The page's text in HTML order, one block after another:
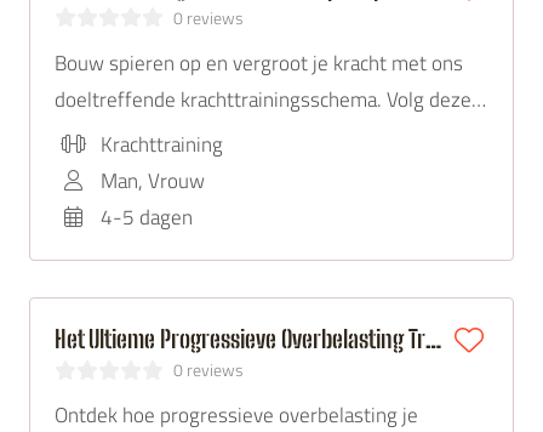
0 reviews
Bouw spieren op en vergroot je kracht met ons
doeltreffende krachttrainingsschema. Volg deze
gids voor een sterker lichaam.
Krachttraining
Man, Vrouw
4-5 dagen
Het Ultieme Progressieve Overbelasting Trainingsplan
0 reviews
Ontdek hoe progressieve overbelasting je